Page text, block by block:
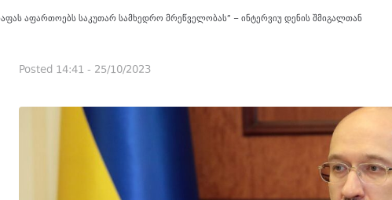
აფართოებს საკუთარ სამხედრო მრეწველობას” – ინტერვიუ დენის შმიგალთან
Posted 14:41 - 25/10/2023